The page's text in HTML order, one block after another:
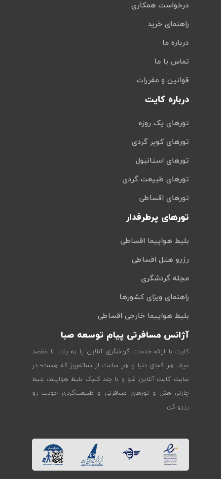
درخواست همکاری
راهنمای خرید
درباره ما
تماس با ما
قوانین و مقررات
درباره کایت
تورهای یک روزه
تورهای کویر گردی
تورهای استانبول
تورهای طبیعت گردی
تورهای اقساطی
تورهای پرطرفدار
بلیط هواپیما اقساطی
رزرو هتل اقساطی
مجله گردشگری
راهنمای ویزای کشورها
بلیط هواپیما خارجی اقساطی
آژانس مسافرتی پیام توسعه صبا
کایت با ارائه خدمات گردشگری آنلاین پا به پات تا مقصد
میاد. هر کجای دنیا و هر ساعت از شبانه‌روز که هست؛ در
سایت کایت آنلاین شو و با چند کلیک بلیط هواپیما، بلیط
چارتر، هتل و تورهای مسافرتی و طبیعت‌گردی خودت رو
رزرو کن.